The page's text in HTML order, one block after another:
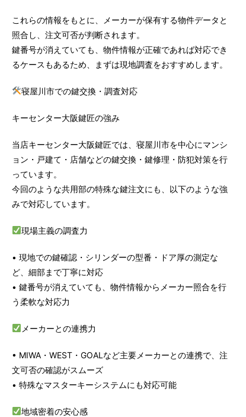
これらの情報をもとに、メーカーが保有する物件データと
照合し、注文可否が判断されます。
鍵番号が消えていても、物件情報が正確であれば対応でき
るケースもあるため、まずは現地調査をおすすめします。
寝屋川市での鍵交換・調査対応
キーセンター大阪鍵匠の強み
当店キーセンター大阪鍵匠では、寝屋川市を中心にマンシ
ョン・戸建て・店舗などの鍵交換・鍵修理・防犯対策を行
っています。
今回のような共用部の特殊な鍵注文にも、以下のような強
みで対応しています。
現場主義の調査力
• 現地での鍵確認・シリンダーの型番・ドア厚の測定な
ど、細部まで丁寧に対応
• 鍵番号が消えていても、物件情報からメーカー照合を行
う柔軟な対応力
メーカーとの連携力
• MIWA・WEST・GOALなど主要メーカーとの連携で、注
文可否の確認がスムーズ
• 特殊なマスターキーシステムにも対応可能
地域密着の安心感